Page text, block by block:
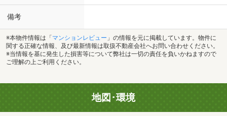
備考
※本物件情報は「 マンションレビュー 」の情報を元に掲載しています。物件に
関する正確な情報、及び最新情報は取扱不動産会社へお問い合わせください。
※当情報を基に発生した損害等について弊社は一切の責任を負いかねますので
ご理解の上ご利用ください。
地図･環境